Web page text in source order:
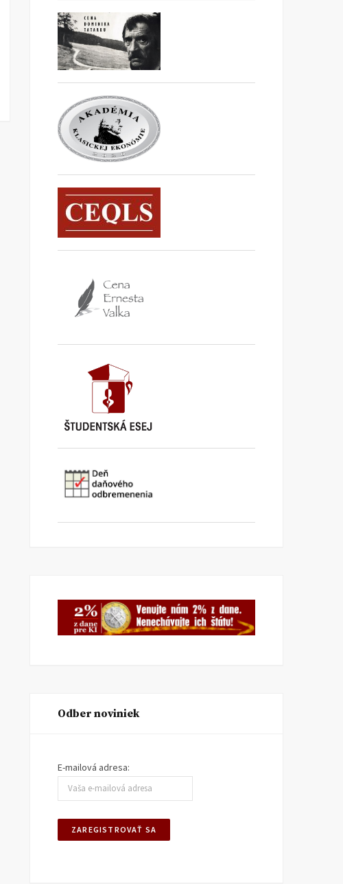
Odber noviniek
E-mailová adresa: